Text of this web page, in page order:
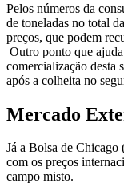
Pelos números da
de toneladas no total
preços, que podem
Outro ponto que
comercialização desta
após a colheita no
Mercado
Já a Bolsa de
com os preços
campo misto.